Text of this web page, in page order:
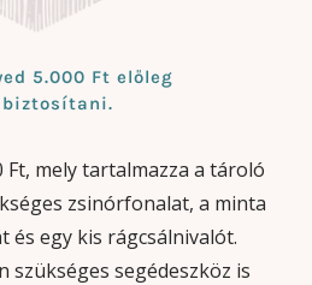
5.000 Ft előleg
biztosítani.
mely tartalmazza a tároló
zsinórfonalat, a minta
és egy kis rágcsálnivalót.
szükséges segédeszköz is